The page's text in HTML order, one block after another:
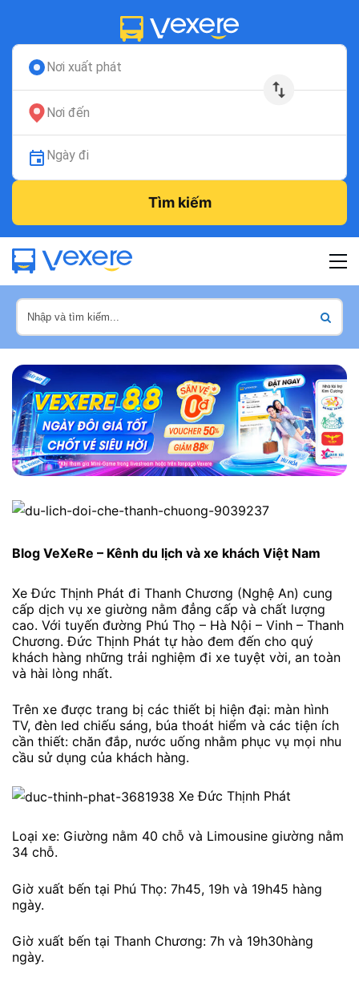
Nơi xuất phát
Nơi đến
Ngày đi
Tìm kiếm
Blog VeXeRe – Kênh du lịch và xe khách Việt Nam
Xe Đức Thịnh Phát đi Thanh Chương (Nghệ An) cung
cấp dịch vụ xe giường nằm đẳng cấp và chất lượng
cao. Với tuyến đường Phú Thọ – Hà Nội – Vinh – Thanh
Chương. Đức Thịnh Phát tự hào đem đến cho quý
khách hàng những trải nghiệm đi xe tuyệt vời, an toàn
và hài lòng nhất.
Trên xe được trang bị các thiết bị hiện đại: màn hình
TV, đèn led chiếu sáng, búa thoát hiểm và các tiện ích
cần thiết: chăn đắp, nước uống nhằm phục vụ mọi nhu
cầu sử dụng của khách hàng.
Xe Đức Thịnh Phát
Loại xe: Giường nằm 40 chỗ và Limousine giường nằm
34 chỗ.
Giờ xuất bến tại Phú Thọ: 7h45, 19h và 19h45 hàng
ngày.
Giờ xuất bến tại Thanh Chương: 7h và 19h30hàng
ngày.